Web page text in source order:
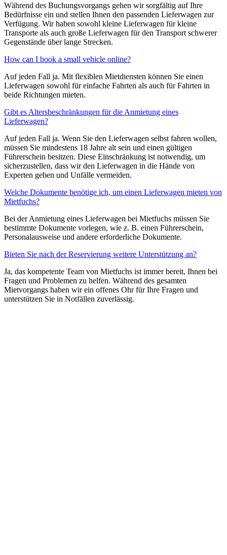
Während des Buchungsvorgangs gehen wir sorgfältig auf Ihre
Bedürfnisse ein und stellen Ihnen den passenden Lieferwagen zur
Verfügung. Wir haben sowohl kleine Lieferwagen für kleine
Transporte als auch große Lieferwagen für den Transport schwerer
Gegenstände über lange Strecken.
How can I book a small vehicle online?
Auf jeden Fall ja. Mit flexiblen Mietdiensten können Sie einen
Lieferwagen sowohl für einfache Fahrten als auch für Fahrten in
beide Richtungen mieten.
Gibt es Altersbeschränkungen für die Anmietung eines
Lieferwagen?
Auf jeden Fall ja. Wenn Sie den Lieferwagen selbst fahren wollen,
müssen Sie mindestens 18 Jahre alt sein und einen gültigen
Führerschein besitzen. Diese Einschränkung ist notwendig, um
sicherzustellen, dass wir den Lieferwagen in die Hände von
Experten geben und Unfälle vermeiden.
Welche Dokumente benötige ich, um einen Lieferwagen mieten von
Mietfuchs?
Bei der Anmietung eines Lieferwagen bei Mietfuchs müssen Sie
bestimmte Dokumente vorlegen, wie z. B. einen Führerschein,
Personalausweise und andere erforderliche Dokumente.
Bieten Sie nach der Reservierung weitere Unterstützung an?
Ja, das kompetente Team von Mietfuchs ist immer bereit, Ihnen bei
Fragen und Problemen zu helfen. Während des gesamten
Mietvorgangs haben wir ein offenes Ohr für Ihre Fragen und
unterstützen Sie in Notfällen zuverlässig.